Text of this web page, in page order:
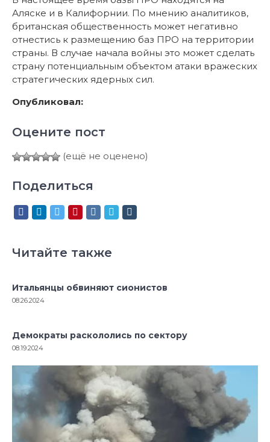
Аляске и в Калифорнии. По мнению аналитиков,
британская общественность может негативно
отнестись к размещению баз ПРО на территории
страны. В случае начала войны это может сделать
страну потенциальным объектом атаки вражеских
стратегических ядерных сил.
Опубликовал:
Оцените пост
(ещё не оценено)
Поделиться
Читайте также
Итальянцы обвиняют сионистов
08.26.2024
Демократы раскололись по сектору
08.19.2024